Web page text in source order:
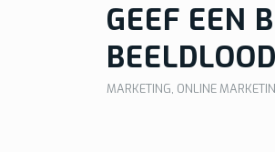
GEEF EEN
MARKETING, ONLINE